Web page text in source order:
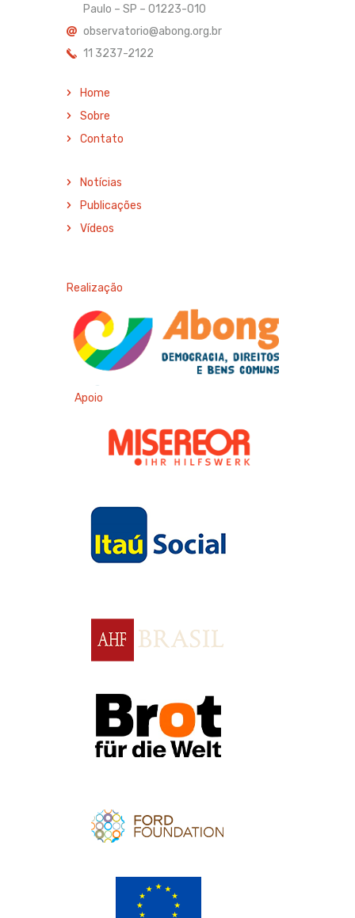
Paulo – SP – 01223-010
observatorio@abong.org.br
11 3237-2122
Home
Sobre
Contato
Notícias
Publicações
Vídeos
Realização
Apoio